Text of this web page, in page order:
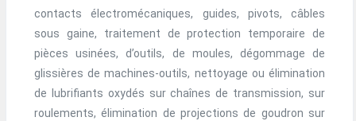
contacts électromécaniques, guides, pivots, câbles
sous gaine, traitement de protection temporaire de
pièces usinées, d’outils, de moules, dégommage de
glissières de machines-outils, nettoyage ou élimination
de lubrifiants oxydés sur chaînes de transmission, sur
roulements, élimination de projections de goudron sur